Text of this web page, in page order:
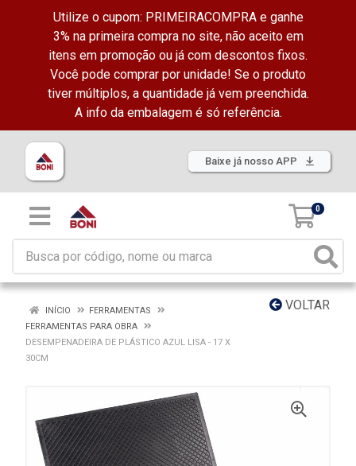
Utilize o cupom: PRIMEIRACOMPRA e ganhe
3% na primeira compra no site, não aceito em
itens em promoção ou já com descontos fixos.
Você pode comprar por unidade! Se o produto
tiver múltiplos, a quantidade já vem preenchida.
A info da embalagem é só referência.
Baixe já nosso APP
0
VOLTAR
INÍCIO
FERRAMENTAS
FERRAMENTAS PARA OBRA
DESEMPENADEIRA DE PLÁSTICO AZUL LISA - 17 X
30CM